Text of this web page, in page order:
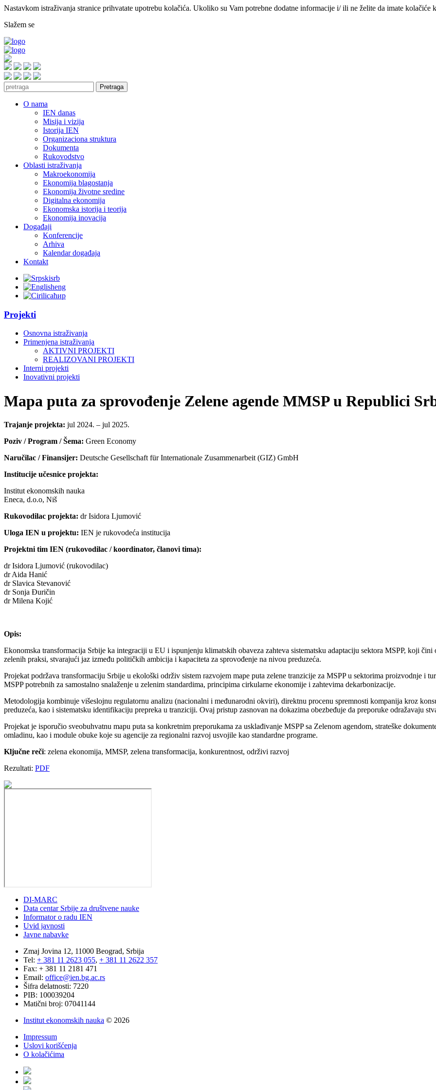
Nastavkom istraživanja stranice prihvatate upotrebu kolačića. Ukoliko su Vam potrebne dodatne informacije i/ ili ne želite da imate kolačiće
Slažem se
Pretraga
O nama
IEN danas
Misija i vizija
Istorija IEN
Organizaciona struktura
Dokumenta
Rukovodstvo
Oblasti istraživanja
Makroekonomija
Ekonomija blagostanja
Ekonomija životne sredine
Digitalna ekonomija
Ekonomska istorija i teorija
Ekonomija inovacija
Događaji
Konferencije
Arhiva
Кalendar događaja
Kontakt
srb
eng
ћир
Projekti
Osnovna istraživanja
Primenjena istraživanja
AKTIVNI PROJEKTI
REALIZOVANI PROJEKTI
Interni projekti
Inovativni projekti
Mapa puta za sprovođenje Zelene agende MMSP u Republici
Trajanje projekta: jul 2024. – jul 2025.
Poziv / Program / Šema: Green Economy
Naručilac / Finansijer: Deutsche Gesellschaft für Internationale Zusammenarbeit (GIZ) GmbH
Institucije učesnice projekta:
Institut ekonomskih nauka
Eneca, d.o.o, Niš
Rukovodilac projekta: dr Isidora Ljumović
Uloga IEN u projektu: IEN je rukovodeća institucija
Projektni tim IEN (rukovodilac / koordinator, članovi tima):
dr Isidora Ljumović (rukovodilac)
dr Aida Hanić
dr Slavica Stevanović
dr Sonja Đuričin
dr Milena Kojić
Opis:
Ekonomska transformacija Srbije ka integraciji u EU i ispunjenju klimatskih obaveza zahteva sistematsku adaptaciju sektora MSPP, koji
zelenih praksi, stvarajući jaz između političkih ambicija i kapaciteta za sprovođenje na nivou preduzeća.
Projekat podržava transformaciju Srbije u ekološki održiv sistem razvojem mape puta zelene tranzicije za MSPP u sektorima proizvodnje i
MSPP potrebnih za samostalno snalaženje u zelenim standardima, principima cirkularne ekonomije i zahtevima dekarbonizacije.
Metodologija kombinuje višeslojnu regulatornu analizu (nacionalni i međunarodni okviri), direktnu procenu spremnosti kompanija kroz
preduzeća, kao i sistematsku identifikaciju prepreka u tranziciji. Ovaj pristup zasnovan na dokazima obezbeđuje da preporuke odražavaju
Projekat je isporučio sveobuhvatnu mapu puta sa konkretnim preporukama za usklađivanje MSPP sa Zelenom agendom, strateške
omladinu, kao i module obuke koje su agencije za regionalni razvoj usvojile kao standardne programe.
Ključne reči: zelena ekonomija, MMSP, zelena transformacija, konkurentnost, održivi razvoj
Rezultati: PDF
DI-MARC
Data centar Srbije za društvene nauke
Informator o radu IEN
Uvid javnosti
Javne nabavke
Zmaj Jovina 12, 11000 Beograd, Srbija
Tel: + 381 11 2623 055, + 381 11 2622 357
Fax: + 381 11 2181 471
Email: office@ien.bg.ac.rs
Šifra delatnosti: 7220
PIB: 100039204
Matični broj: 07041144
Institut ekonomskih nauka © 2026
Impressum
Uslovi korišćenja
O kolačićima